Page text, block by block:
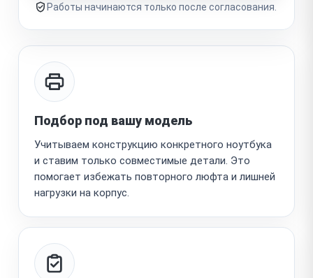
Работы начинаются только после согласования.
Подбор под вашу модель
Учитываем конструкцию конкретного ноутбука
и ставим только совместимые детали. Это
помогает избежать повторного люфта и лишней
нагрузки на корпус.